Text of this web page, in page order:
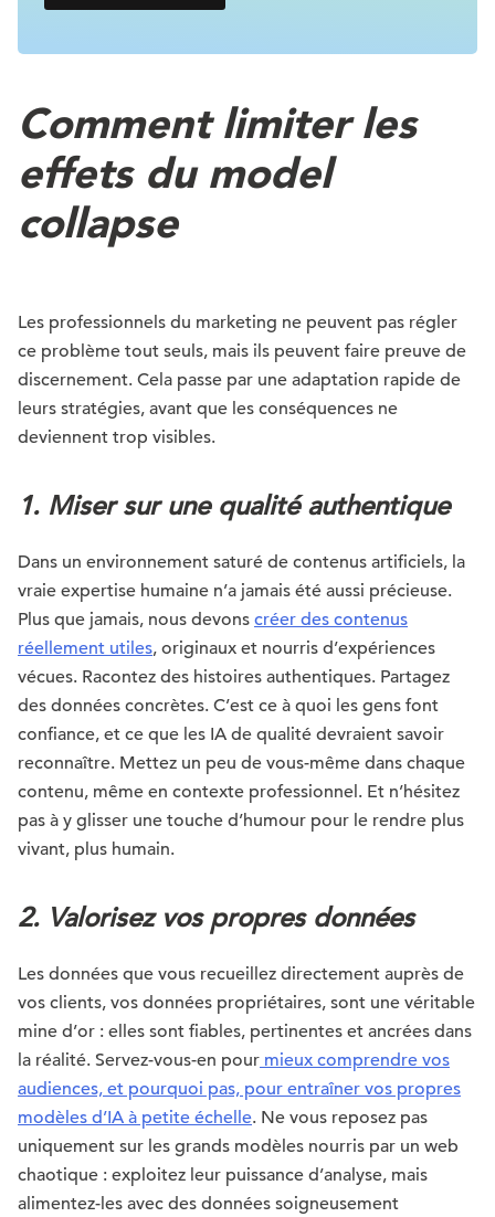
Comment limiter les
effets du model
collapse
Les professionnels du marketing ne peuvent pas régler
ce problème tout seuls, mais ils peuvent faire preuve de
discernement. Cela passe par une adaptation rapide de
leurs stratégies, avant que les conséquences ne
deviennent trop visibles.
1. Miser sur une qualité authentique
Dans un environnement saturé de contenus artificiels, la
vraie expertise humaine n’a jamais été aussi précieuse.
Plus que jamais, nous devons créer des contenus
réellement utiles, originaux et nourris d’expériences
vécues. Racontez des histoires authentiques. Partagez
des données concrètes. C’est ce à quoi les gens font
confiance, et ce que les IA de qualité devraient savoir
reconnaître. Mettez un peu de vous-même dans chaque
contenu, même en contexte professionnel. Et n’hésitez
pas à y glisser une touche d’humour pour le rendre plus
vivant, plus humain.
2. Valorisez vos propres données
Les données que vous recueillez directement auprès de
vos clients, vos données propriétaires, sont une véritable
mine d’or : elles sont fiables, pertinentes et ancrées dans
la réalité. Servez-vous-en pour mieux comprendre vos
audiences, et pourquoi pas, pour entraîner vos propres
modèles d’IA à petite échelle. Ne vous reposez pas
uniquement sur les grands modèles nourris par un web
chaotique : exploitez leur puissance d’analyse, mais
alimentez-les avec des données soigneusement